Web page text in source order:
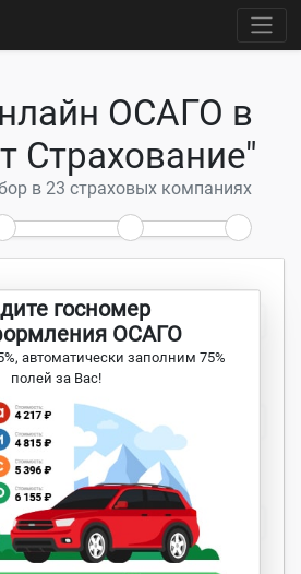
ОСАГО в
Страхование"
в 23 страховых компаниях
госномер
ОСАГО
автоматически заполним 75%
полей за Вас!
с прицепом
выпуска Тип ТС
Выберите тип